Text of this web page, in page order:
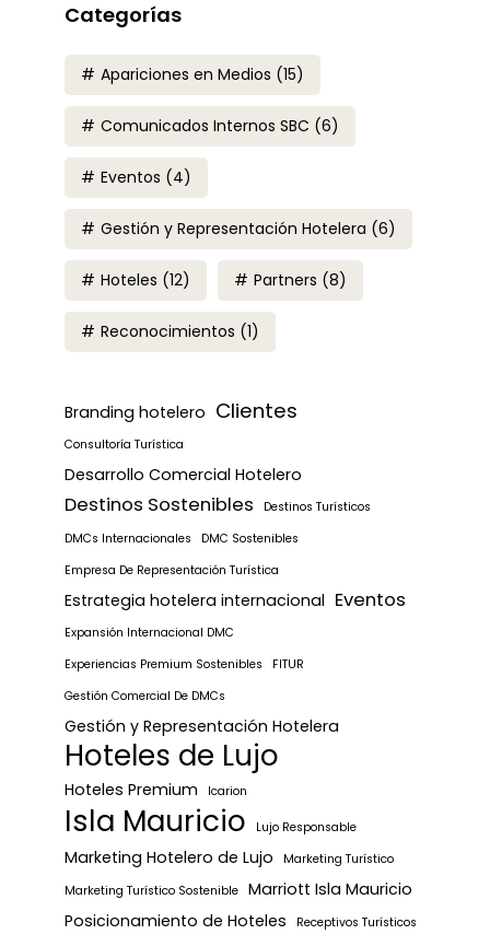
Categorías
Apariciones en Medios (15)
Comunicados Internos SBC (6)
Eventos (4)
Gestión y Representación Hotelera (6)
Hoteles (12) Partners (8)
Reconocimientos (1)
Branding hotelero Clientes
Consultoría Turística
Desarrollo Comercial Hotelero
Destinos Sostenibles
Destinos Turísticos
DMCs Internacionales
DMC Sostenibles
Empresa De Representación Turística
Estrategia hotelera internacional Eventos
Expansión Internacional DMC
Experiencias Premium Sostenibles
FITUR
Gestión Comercial De DMCs
Gestión y Representación Hotelera
Hoteles de Lujo
Hoteles Premium Icarion
Isla Mauricio Lujo Responsable
Marketing Hotelero de Lujo
Marketing Turístico
Marketing Turístico Sostenible Marriott Isla Mauricio
Posicionamiento de Hoteles
Receptivos Turísticos